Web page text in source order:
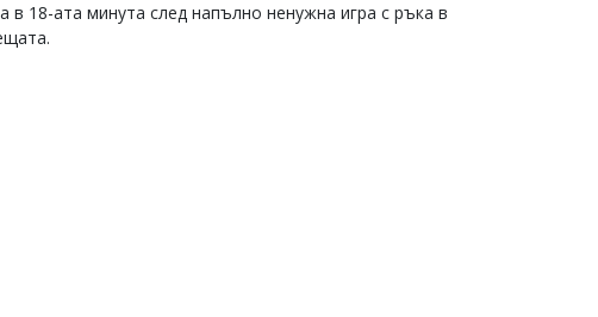
18-ата минута след напълно ненужна игра с ръка в